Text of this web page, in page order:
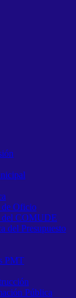
de Oficio
del COMUDE
del Presupuesto
PMT
Pública